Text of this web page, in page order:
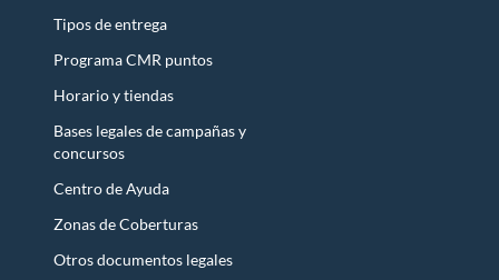
Tipos de entrega
Programa CMR puntos
Horario y tiendas
Bases legales de campañas y
concursos
Centro de Ayuda
Zonas de Coberturas
Otros documentos legales